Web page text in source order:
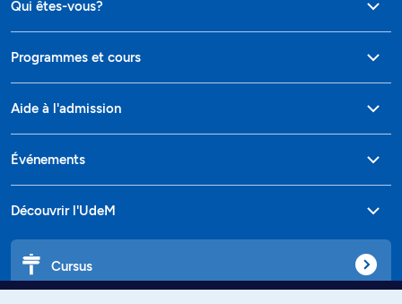
Qui êtes-vous?
Programmes et cours
Aide à l'admission
Événements
Découvrir l'UdeM
Cursus